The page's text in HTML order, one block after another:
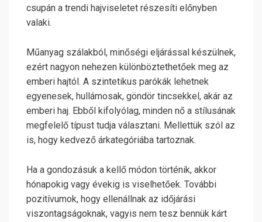
csupán a trendi hajviseletet részesíti előnyben
valaki.
Műanyag szálakból, minőségi eljárással készülnek,
ezért nagyon nehezen különböztethetőek meg az
emberi hajtól. A szintetikus parókák lehetnek
egyenesek, hullámosak, göndör tincsekkel, akár az
emberi haj. Ebből kifolyólag, minden nő a stílusának
megfelelő típust tudja választani. Mellettük szól az
is, hogy kedvező árkategóriába tartoznak.
Ha a gondozásuk a kellő módon történik, akkor
hónapokig vagy évekig is viselhetőek. További
pozitívumok, hogy ellenállnak az időjárási
viszontagságoknak, vagyis nem tesz bennük kárt